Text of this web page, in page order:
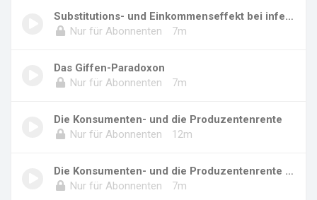
Substitutions- und Einkommenseffekt bei infer...
Nur für Abonnenten
7m
Das Giffen-Paradoxon
Nur für Abonnenten
7m
Die Konsumenten- und die Produzentenrente
Nur für Abonnenten
12m
Die Konsumenten- und die Produzentenrente (Re...
Nur für Abonnenten
7m